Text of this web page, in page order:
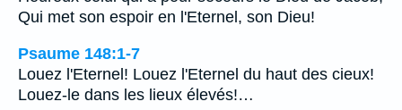
Qui met son espoir en l'Eternel, son Dieu!
Psaume 148:1-7
Louez l'Eternel! Louez l'Eternel du haut des cieux!
Louez-le dans les lieux élevés!…